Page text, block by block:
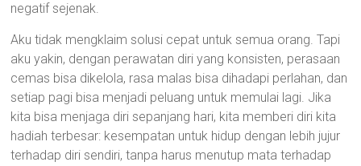
negatif sejenak.
Aku tidak mengklaim solusi cepat untuk semua orang. Tapi
aku yakin, dengan perawatan diri yang konsisten, perasaan
cemas bisa dikelola, rasa malas bisa dihadapi perlahan, dan
setiap pagi bisa menjadi peluang untuk memulai lagi. Jika
kita bisa menjaga diri sepanjang hari, kita memberi diri kita
hadiah terbesar: kesempatan untuk hidup dengan lebih jujur
terhadap diri sendiri, tanpa harus menutup mata terhadap